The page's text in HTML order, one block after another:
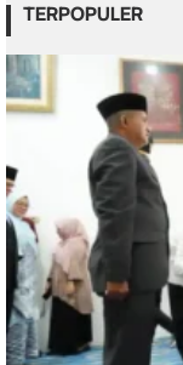
TERPOPULER